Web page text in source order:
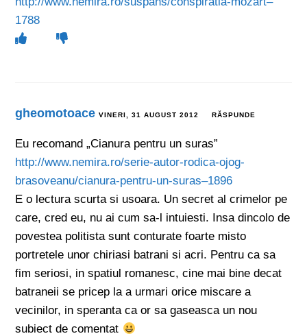
1788
gheomotoace VINERI, 31 AUGUST 2012 RĂSPUNDE
Eu recomand „Cianura pentru un suras”
http://www.nemira.ro/serie-autor-rodica-ojog-
brasoveanu/cianura-pentru-un-suras–1896
E o lectura scurta si usoara. Un secret al crimelor pe
care, cred eu, nu ai cum sa-l intuiesti. Insa dincolo de
povestea politista sunt conturate foarte misto
portretele unor chiriasi batrani si acri. Pentru ca sa
fim seriosi, in spatiul romanesc, cine mai bine decat
batraneii se pricep la a urmari orice miscare a
vecinilor, in speranta ca or sa gaseasca un nou
subiect de comentat